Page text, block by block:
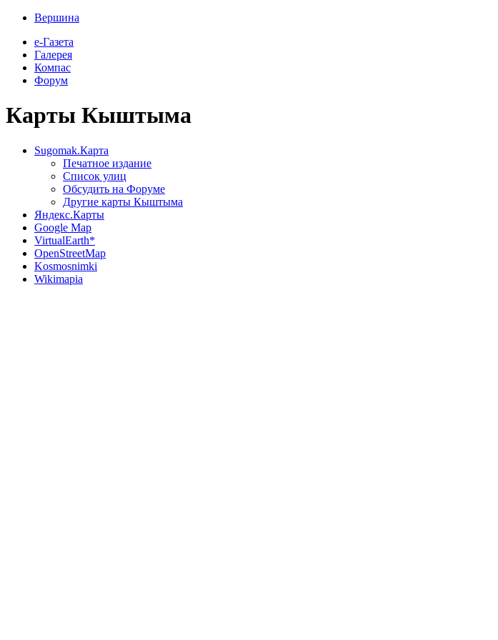
Вершина
е-Газета
Галерея
Компас
Форум
Карты Кыштыма
Sugomak.Карта
Печатное издание
Список улиц
Обсудить на Форуме
Другие карты Кыштыма
Яндекс.Карты
Google Map
VirtualEarth*
OpenStreetMap
Kosmosnimki
Wikimapia